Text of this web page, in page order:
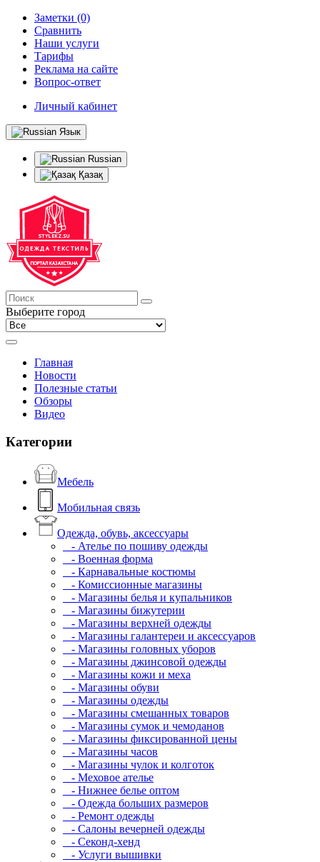
Заметки (0)
Сравнить
Наши услуги
Тарифы
Реклама на сайте
Вопрос-ответ
Личный кабинет
Язык
Russian
Қазақ
Выберите город
Главная
Новости
Полезные статьи
Обзоры
Видео
Категории
Мебель
Мобильная связь
Одежда, обувь, аксессуары
- Ателье по пошиву одежды
- Военная форма
- Карнавальные костюмы
- Комиссионные магазины
- Магазины белья и купальников
- Магазины бижутерии
- Магазины верхней одежды
- Магазины галантереи и аксессуаров
- Магазины головных уборов
- Магазины джинсовой одежды
- Магазины кожи и меха
- Магазины обуви
- Магазины одежды
- Магазины смешанных товаров
- Магазины сумок и чемоданов
- Магазины фиксированной цены
- Магазины часов
- Магазины чулок и колготок
- Меховое ателье
- Нижнее белье оптом
- Одежда больших размеров
- Ремонт одежды
- Салоны вечерней одежды
- Секонд-хенд
- Услуги вышивки